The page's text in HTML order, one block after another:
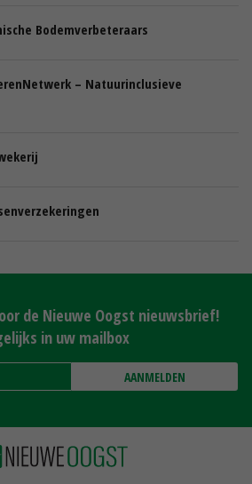
Bodemverbeteraars
– Natuurinclusieve
de Nieuwe Oogst nieuwsbrief!
in uw mailbox
AANMELDEN